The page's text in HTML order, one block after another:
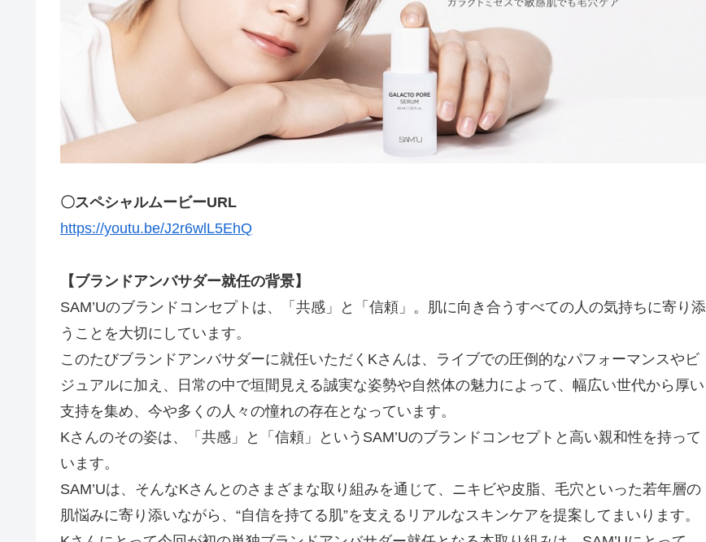
〇スペシャルムービーURL
https://youtu.be/J2r6wlL5EhQ
【ブランドアンバサダー就任の背景】
SAM’Uのブランドコンセプトは、「共感」と「信頼」。肌に向き合うすべての人の気持ちに寄り添
うことを大切にしています。
このたびブランドアンバサダーに就任いただくKさんは、ライブでの圧倒的なパフォーマンスやビ
ジュアルに加え、日常の中で垣間見える誠実な姿勢や自然体の魅力によって、幅広い世代から厚い
支持を集め、今や多くの人々の憧れの存在となっています。
Kさんのその姿は、「共感」と「信頼」というSAM’Uのブランドコンセプトと高い親和性を持って
います。
SAM’Uは、そんなKさんとのさまざまな取り組みを通じて、ニキビや皮脂、毛穴といった若年層の
肌悩みに寄り添いながら、“自信を持てる肌”を支えるリアルなスキンケアを提案してまいります。